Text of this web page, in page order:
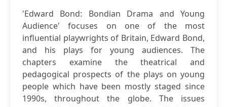
'Edward Bond: Bondian Drama and Young
Audience' focuses on one of the most
influential playwrights of Britain, Edward Bond,
and his plays for young audiences. The
chapters examine the theatrical and
pedagogical prospects of the plays on young
people which have been mostly staged since
1990s, throughout the globe. The issues